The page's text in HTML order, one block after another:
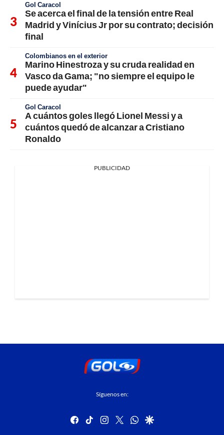
Gol Caracol
Se acerca el final de la tensión entre Real
Madrid y Vinícius Jr por su contrato; decisión
final
Colombianos en el exterior
Marino Hinestroza y su cruda realidad en
Vasco da Gama; "no siempre el equipo le
puede ayudar"
Gol Caracol
A cuántos goles llegó Lionel Messi y a
cuántos quedó de alcanzar a Cristiano
Ronaldo
PUBLICIDAD
Síguenos en:
facebook
tiktok instagram
twitterwhatsapp
google